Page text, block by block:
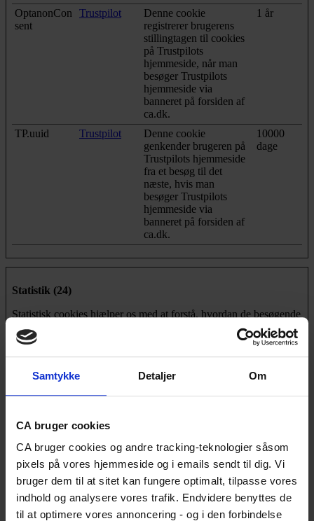
Samtykke Detaljer Om
CA bruger cookies
CA bruger cookies og andre tracking-teknologier såsom
pixels på vores hjemmeside og i emails sendt til dig. Vi
bruger dem til at sitet kan fungere optimalt, tilpasse vores
indhold og analysere vores trafik. Endvidere benyttes de
til at optimere vores annoncering - og i den forbindelse
OptanonCon
sent
Trustpilot
Denne cookie
registrerer brugerens
stillingtagen til cookies
på Trustpilots
hjemmeside, når man
besøger Trustpilots
hjemmeside via
banneret på forsiden af
ca.dk.
1 år
TP.uuid Trustpilot
Denne cookie
genkender brugeren på
Trustpilots hjemmeside
fra et besøg til det
næste, hvis man
besøger Trustpilots
hjemmeside via
banneret på forsiden af
ca.dk.
10000
dage
Statistik (24)
Statistisk cookies hjælper os med at forstå, hvordan de besøgende
interagerer med hjemmesiden ved at indsamle og rapportere
oplysninger anonymt. Fx antal kliks og hvor lang tid, man er på
Formål
Maksimal
navigation på
hjemmesiden. Benyttes
til intern analyse og
statistik.
_dd_s Vimeo
Registrerer
hjemmesidens hastighed
1 dag